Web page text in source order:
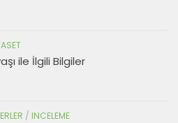
ile İlgili Bilgiler
/ INCELEME